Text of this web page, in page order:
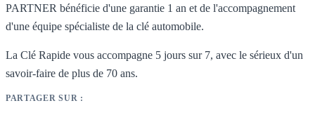
PARTNER bénéficie d'une garantie 1 an et de l'accompagnement
d'une équipe spécialiste de la clé automobile.
La Clé Rapide vous accompagne 5 jours sur 7, avec le sérieux d'un
savoir-faire de plus de 70 ans.
PARTAGER SUR :